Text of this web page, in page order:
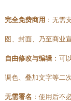
完全免费商用 ：无需
图、封面、乃至商业
自由修改与编辑 ：可
调色、叠加文字等二
无需署名 ：使用后不